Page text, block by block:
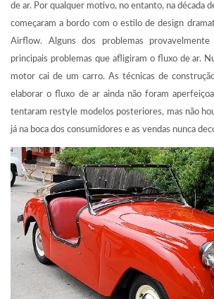
de ar. Por qualquer motivo, no entanto, na década
começaram a bordo com o estilo de design
Airflow. Alguns dos problemas
principais problemas que afligiram o fluxo de ar.
motor cai de um carro. As técnicas de
elaborar o fluxo de ar ainda não foram
tentaram restyle modelos posteriores, mas não
já na boca dos consumidores e as vendas nunca